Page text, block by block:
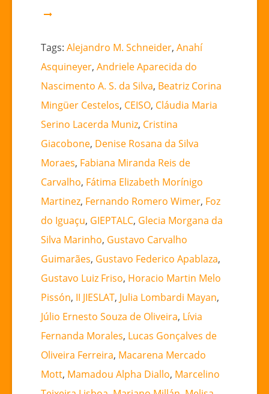
Tags: Alejandro M. Schneider, Anahí
Asquineyer, Andriele Aparecida do
Nascimento A. S. da Silva, Beatriz Corina
Mingüer Cestelos, CEISO, Cláudia Maria
Serino Lacerda Muniz, Cristina
Giacobone, Denise Rosana da Silva
Moraes, Fabiana Miranda Reis de
Carvalho, Fátima Elizabeth Morínigo
Martinez, Fernando Romero Wimer, Foz
do Iguaçu, GIEPTALC, Glecia Morgana da
Silva Marinho, Gustavo Carvalho
Guimarães, Gustavo Federico Apablaza,
Gustavo Luiz Friso, Horacio Martin Melo
Pissón, II JIESLAT, Julia Lombardi Mayan,
Júlio Ernesto Souza de Oliveira, Lívia
Fernanda Morales, Lucas Gonçalves de
Oliveira Ferreira, Macarena Mercado
Mott, Mamadou Alpha Diallo, Marcelino